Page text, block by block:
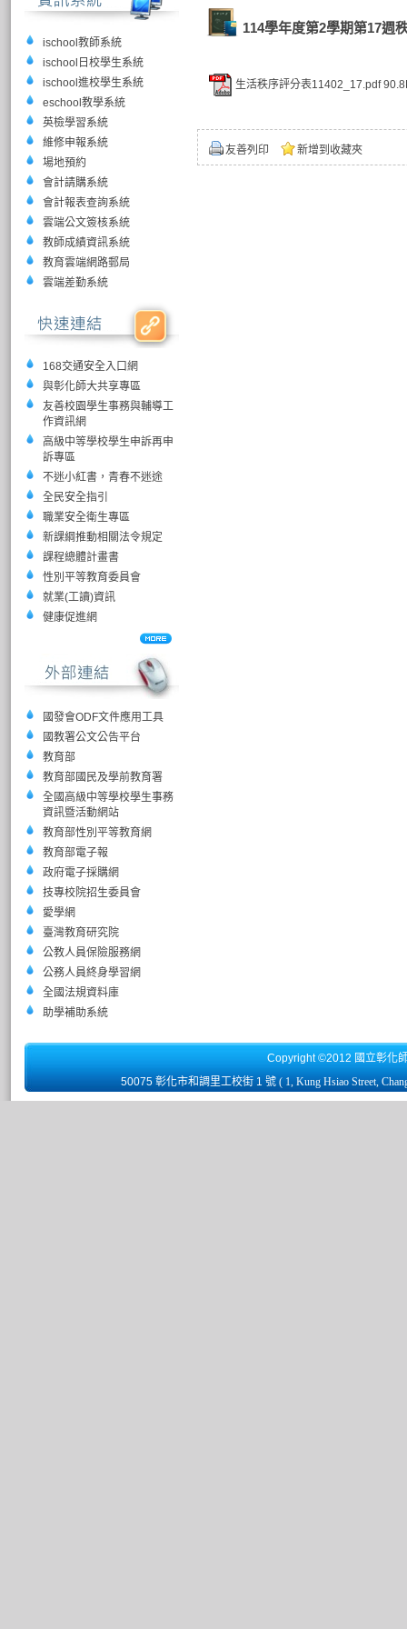
ischool教師系統
ischool日校學生系統
ischool進校學生系統
eschool教學系統
英檢學習系統
維修申報系統
場地預約
會計請購系統
會計報表查詢系統
雲端公文簽核系統
教師成績資訊系統
教育雲端網路郵局
雲端差勤系統
168交通安全入口網
與彰化師大共享專區
友善校園學生事務與輔導工
作資訊網
高級中等學校學生申訴再申
訴專區
不迷小紅書，青春不迷途
全民安全指引
職業安全衛生專區
新課綱推動相關法令規定
課程總體計畫書
性別平等教育委員會
就業(工讀)資訊
健康促進網
國發會ODF文件應用工具
國教署公文公告平台
教育部
教育部國民及學前教育署
全國高級中等學校學生事務
資訊暨活動網站
教育部性別平等教育網
教育部電子報
政府電子採購網
技專校院招生委員會
愛學網
臺灣教育研究院
公教人員保險服務網
公務人員終身學習網
全國法規資料庫
助學補助系統
114學年度第2學期第17週
生活秩序評分表11402_17.pdf
友善列印 新增到收藏夾
Copyright ©2012 國立彰化
50075 彰化市和調里工校街 1 號 ( 1, Kung Hsiao Street,